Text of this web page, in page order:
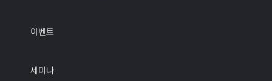
이벤트
세미나